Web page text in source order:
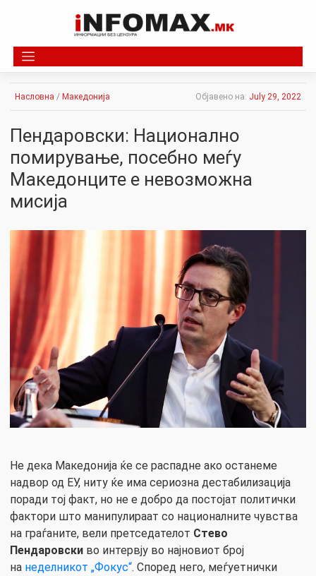
Насловна / Македонија Објавено на: July 29, 2022
Пендаровски: Национално
помирување, посебно меѓу
Македонците е невозможна
мисија
Не дека Македонија ќе се распадне ако останеме
надвор од ЕУ, ниту ќе има сериозна дестабилизација
поради тој факт, но не е добро да постојат политички
фактори што манипулираат со националните чувства
на граѓаните, вели претседателот Стево
Пендаровски во интервју во најновиот број
на неделникот „Фокус“. Според него, меѓуетнички